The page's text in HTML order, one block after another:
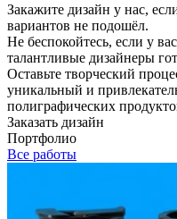
Закажите дизайн у нас,
вариантов не подошёл.
Не беспокойтесь, если у
талантливые дизайнеры
Оставьте творческий
уникальный и
полиграфических
Заказать дизайн
Портфолио
Все работы